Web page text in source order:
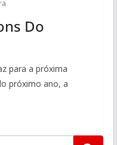
Do
para a próxima
próximo ano, a